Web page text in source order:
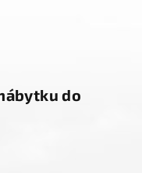
do